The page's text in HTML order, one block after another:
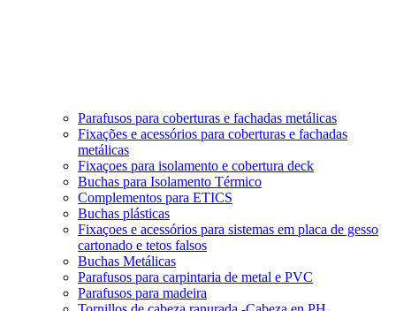
Parafusos para coberturas e fachadas metálicas
Fixações e acessórios para coberturas e fachadas
metálicas
Fixaçoes para isolamento e cobertura deck
Buchas para Isolamento Térmico
Complementos para ETICS
Buchas plásticas
Fixaçoes e acessórios para sistemas em placa de gesso
cartonado e tetos falsos
Buchas Metálicas
Parafusos para carpintaria de metal e PVC
Parafusos para madeira